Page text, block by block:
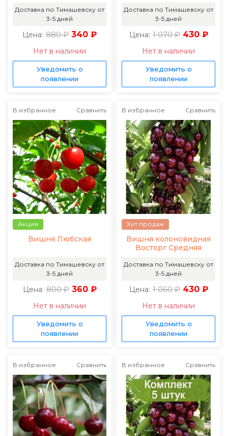
Доставка по Тимашевску от
3-5 дней
Цена: 880 ₽ 340 ₽
Нет в наличии
Уведомить о
появлении
Доставка по Тимашевску от
3-5 дней
Цена: 1 070 ₽ 430 ₽
Нет в наличии
Уведомить о
появлении
В избранное Сравнить
Акция
Вишня Любская
Доставка по Тимашевску от
3-5 дней
Цена: 800 ₽ 360 ₽
Нет в наличии
Уведомить о
появлении
В избранное Сравнить
Хит продаж
Вишня колоновидная
Восторг Средняя
Доставка по Тимашевску от
3-5 дней
Цена: 1 060 ₽ 430 ₽
Нет в наличии
Уведомить о
появлении
В избранное Сравнить В избранное Сравнить